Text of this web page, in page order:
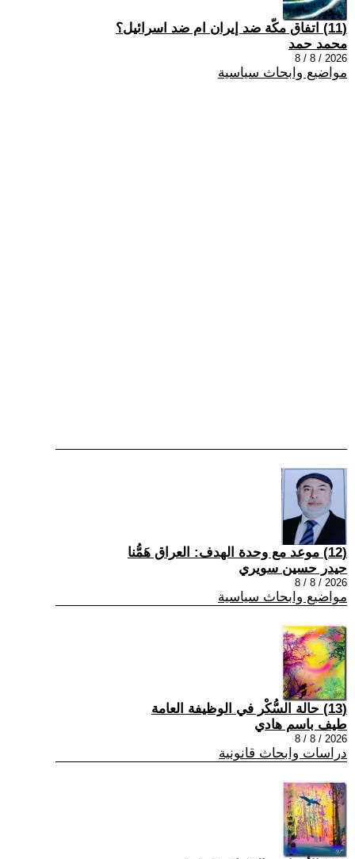
(11) اتفاق مكّة ضد إيران ام ضد اسرائيل؟
محمد حمد
2026 / 8 / 8
مواضيع وابحاث سياسية
(12) موعد مع وحدة الهدف: العراق هَمُّنا
حيدر حسين سويري
2026 / 8 / 8
مواضيع وابحاث سياسية
(13) حالة السُّكْر في الوظيفة العامة
طيف باسم هادي
2026 / 8 / 8
دراسات وابحاث قانونية